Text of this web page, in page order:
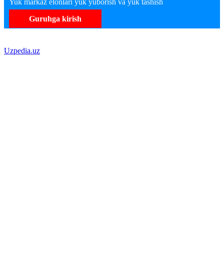
Guruhga kirish
Uzpedia.uz